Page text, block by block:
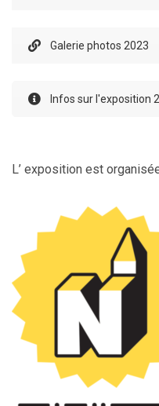
Galerie photos 2023
Infos sur l'exposition
L’ exposition est